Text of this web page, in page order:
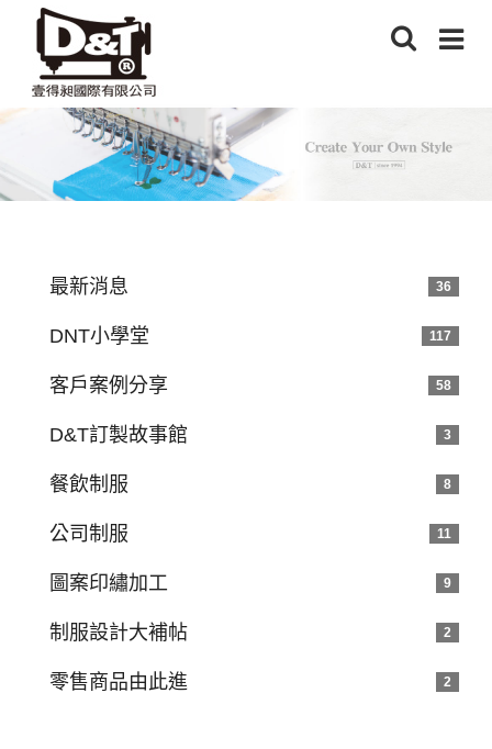
最新消息 36
DNT小學堂 117
客戶案例分享 58
D&T訂製故事館 3
餐飲制服 8
公司制服 11
圖案印繡加工 9
制服設計大補帖 2
零售商品由此進 2